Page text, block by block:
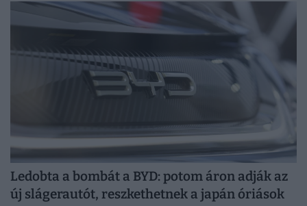
Ledobta a bombát a BYD: potom áron adják az
új slágerautót, reszkethetnek a japán óriások